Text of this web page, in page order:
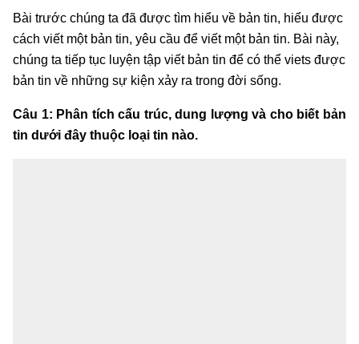
Bài trước chúng ta đã được tìm hiểu về bản tin, hiểu được
cách viết một bản tin, yêu cầu để viết một bản tin. Bài này,
chúng ta tiếp tục luyện tập viết bản tin để có thể viets được
bản tin về những sự kiện xảy ra trong đời sống.
Câu 1: Phân tích cấu trúc, dung lượng và cho biết bản
tin dưới đây thuộc loại tin nào.